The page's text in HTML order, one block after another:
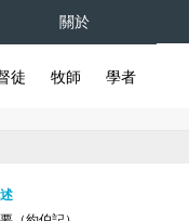
關於
徒 牧師 學者